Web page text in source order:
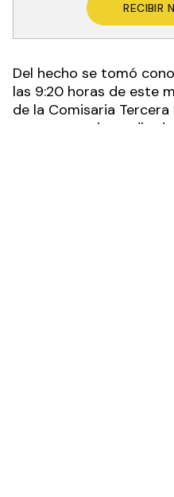
RECIBIR
Del hecho se tomó
las 9:20 horas de este
de la Comisaria
un presunto incendio